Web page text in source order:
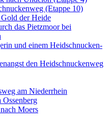
(Etappe 10)
der Heide
das Pietzmoor bei
und einem Heidschnucken-
den Heidschnuckenweg
am Niederrhein
Ossenberg
Moers